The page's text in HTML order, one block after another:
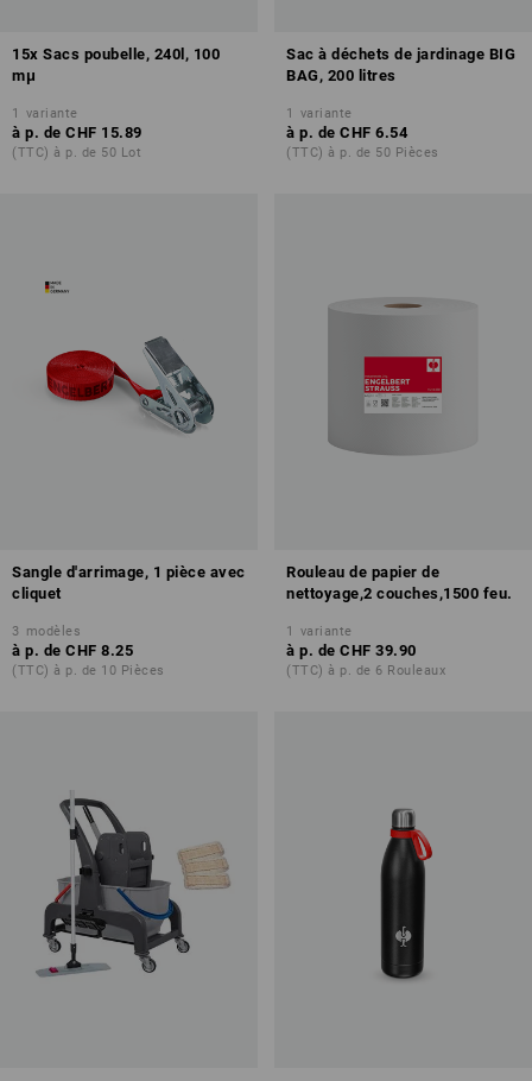
15x Sacs poubelle, 240l, 100
mμ
1 variante
à p. de CHF 15.89
(TTC) à p. de 50 Lot
Sac à déchets de jardinage BIG
BAG, 200 litres
1 variante
à p. de CHF 6.54
(TTC) à p. de 50 Pièces
Sangle d'arrimage, 1 pièce avec
cliquet
3 modèles
à p. de CHF 8.25
(TTC) à p. de 10 Pièces
Rouleau de papier de
nettoyage,2 couches,1500 feu.
1 variante
à p. de CHF 39.90
(TTC) à p. de 6 Rouleaux